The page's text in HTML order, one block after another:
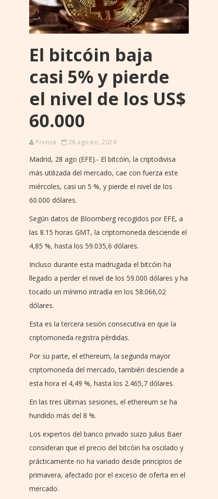
El bitcóin baja
casi 5% y pierde
el nivel de los US$
60.000
Prensa 28 agosto, 2024
Madrid, 28 ago (EFE).- El bitcóin, la criptodivisa
más utilizada del mercado, cae con fuerza este
miércoles, casi un 5 %, y pierde el nivel de los
60.000 dólares.
Según datos de Bloomberg recogidos por EFE, a
las 8.15 horas GMT, la criptomoneda desciende el
4,85 %, hasta los 59.035,6 dólares.
Incluso durante esta madrugada el bitcóin ha
llegado a perder el nivel de los 59.000 dólares y ha
tocado un mínimo intradía en los 58.066,02
dólares.
Esta es la tercera sesión consecutiva en que la
criptomoneda registra pérdidas.
Por su parte, el ethereum, la segunda mayor
criptomoneda del mercado, también desciende a
esta hora el 4,49 %, hasta los 2.465,7 dólares.
En las tres últimas sesiones, el ethereum se ha
hundido más del 8 %.
Los expertos del banco privado suizo Julius Baer
consideran que el precio del bitcóin ha oscilado y
prácticamente no ha variado desde principios de
primavera, afectado por el exceso de oferta en el
mercado.